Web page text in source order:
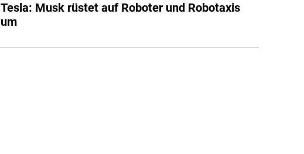
Tesla: Musk rüstet auf Roboter und Robotaxis
um